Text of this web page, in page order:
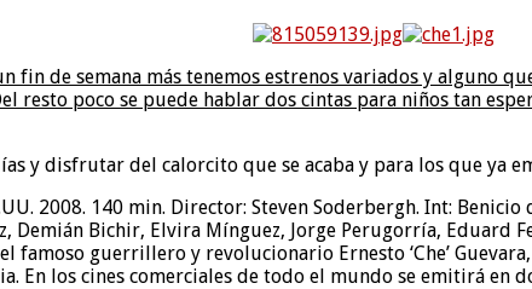
de semana más tenemos estrenos variados y alguno
resto poco se puede hablar dos cintas para niños tan
y disfrutar del calorcito que se acaba y para los que ya
2008. 140 min. Director: Steven Soderbergh. Int:
Demián Bichir, Elvira Mínguez, Jorge Perugorría, Eduard
famoso guerrillero y revolucionario Ernesto ‘Che’
En los cines comerciales de todo el mundo se emitirá en